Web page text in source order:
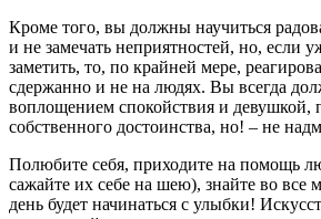
Кроме того, вы должны научиться
и не замечать неприятностей, но, если
заметить, то, по крайней мере,
сдержанно и не на людях. Вы всегда
воплощением спокойствия и девушкой,
собственного достоинства, но! – не
Полюбите себя, приходите на помощь
сажайте их себе на шею), знайте во
день будет начинаться с улыбки!